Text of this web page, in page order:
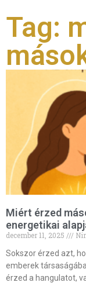
Tag:
Miért érzed
energetikai
december 11, 2025
Sokszor érzed azt,
emberek
érzed a hangulatot,